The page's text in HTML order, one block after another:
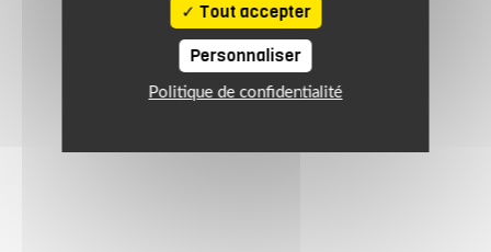
Tout accepter
Personnaliser
Politique de confidentialité